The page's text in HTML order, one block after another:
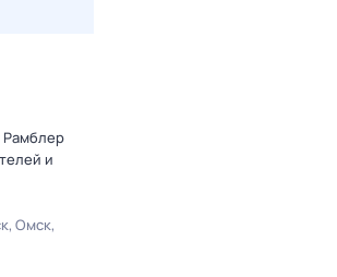
Рамблер
и
Омск